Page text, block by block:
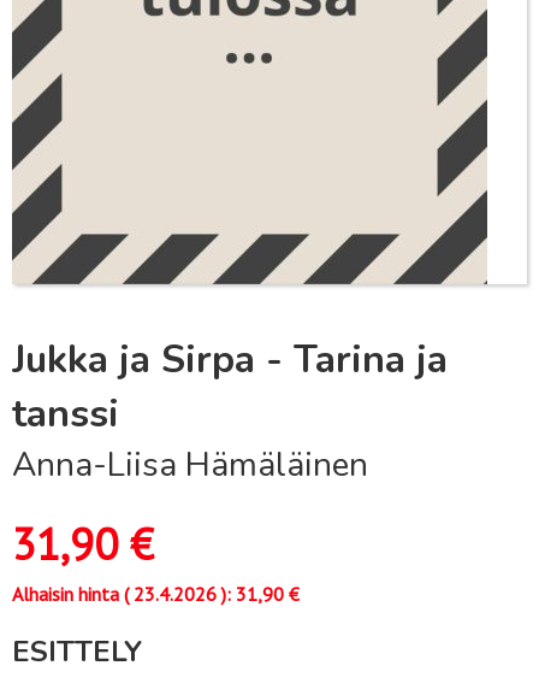
Jukka ja Sirpa - Tarina ja
tanssi
Anna-Liisa Hämäläinen
31,90€
Alhaisin hinta (23.4.2026): 31,90 €
ESITTELY